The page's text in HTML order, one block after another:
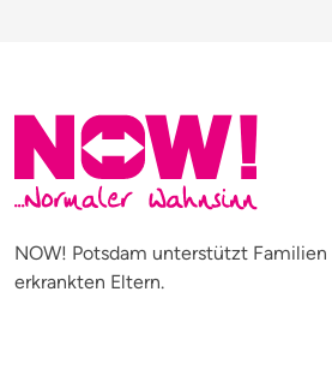
NOW! Potsdam unterstützt
erkrankten Eltern.